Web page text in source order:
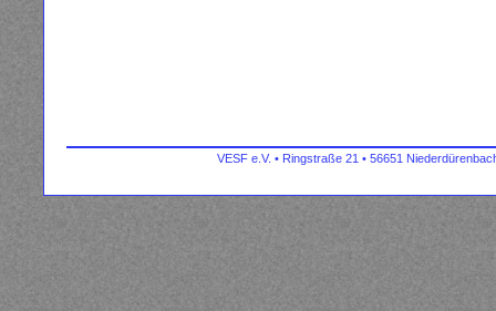
VESF e.V. • Ringstraße 21 • 56651